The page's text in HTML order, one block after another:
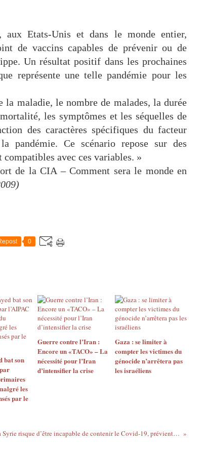
aux Etats-Unis et dans le monde entier,
de vaccins capables de prévenir ou de
Un résultat positif dans les prochaines
représente une telle pandémie pour les
la maladie, le nombre de malades, la durée
les symptômes et les séquelles de
des caractères spécifiques du facteur
pandémie. Ce scénario repose sur des
avec ces variables. »
de la CIA – Comment sera le monde en
0
bat son
les
par le
Guerre contre l’Iran :
Encore un «TACO» – La
nécessité pour l’Iran
d’intensifier la crise
Gaza : se limiter à
compter les victimes du
génocide n’arrêtera pas
les israéliens
La Syrie risque d’être incapable de contenir le Covid-19, prévient l’envoyé de l’ONU devant le Conseil de sécurité